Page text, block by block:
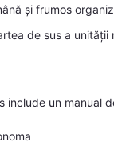
și frumos
de sus a
include un manual